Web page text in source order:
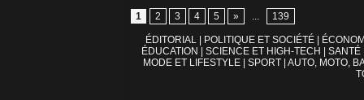
1 2 3 4 5 » ... 139
ÉDITORIAL POLITIQUE ET SOCIÉTÉ
ÉDUCATION
SCIENCE ET HIGH-TECH SANTÉ
MODE ET LIFESTYLE
SPORT AUTO, MOTO,